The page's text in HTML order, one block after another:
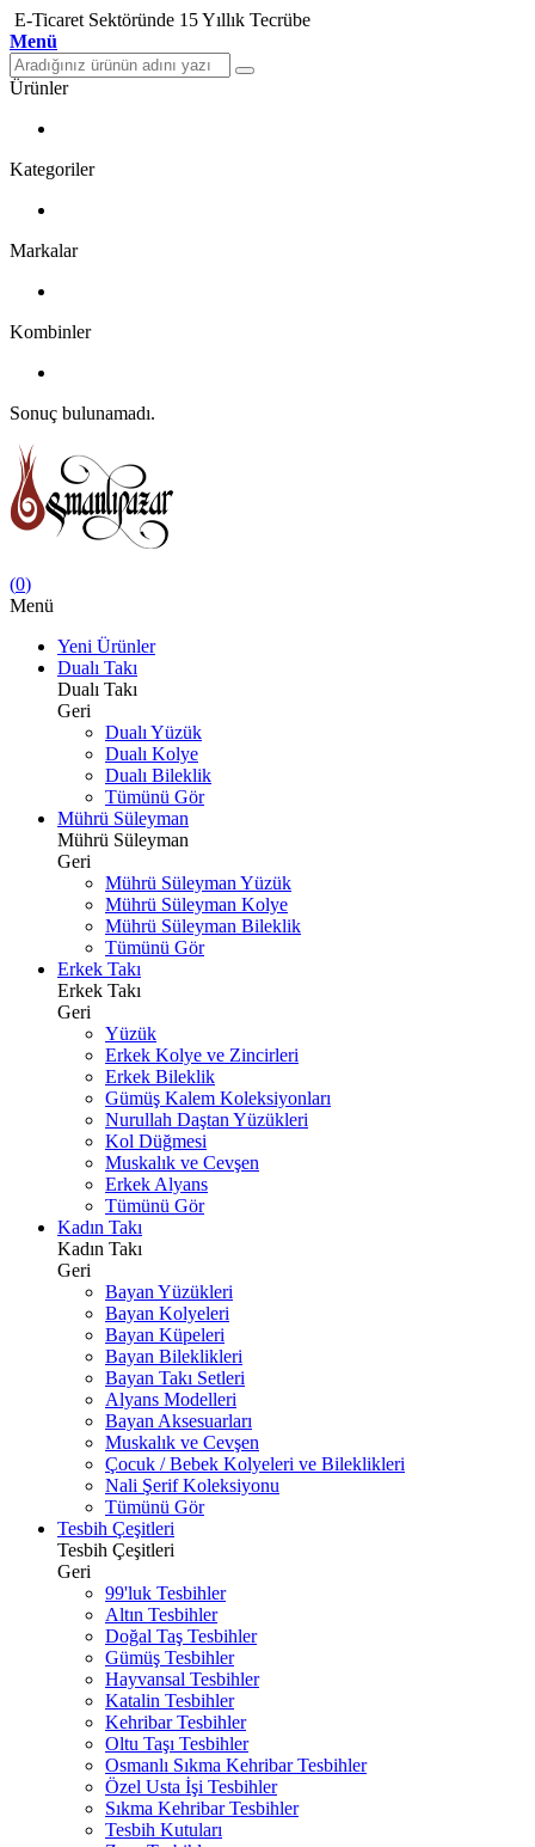
E-Ticaret Sektöründe 15 Yıllık Tecrübe
Menü
Ürünler
Kategoriler
Markalar
Kombinler
Sonuç bulunamadı.
(0)
Menü
Yeni Ürünler
Dualı Takı
Dualı Takı
Geri
Dualı Yüzük
Dualı Kolye
Dualı Bileklik
Tümünü Gör
Mührü Süleyman
Mührü Süleyman
Geri
Mührü Süleyman Yüzük
Mührü Süleyman Kolye
Mührü Süleyman Bileklik
Tümünü Gör
Erkek Takı
Erkek Takı
Geri
Yüzük
Erkek Kolye ve Zincirleri
Erkek Bileklik
Gümüş Kalem Koleksiyonları
Nurullah Daştan Yüzükleri
Kol Düğmesi
Muskalık ve Cevşen
Erkek Alyans
Tümünü Gör
Kadın Takı
Kadın Takı
Geri
Bayan Yüzükleri
Bayan Kolyeleri
Bayan Küpeleri
Bayan Bileklikleri
Bayan Takı Setleri
Alyans Modelleri
Bayan Aksesuarları
Muskalık ve Cevşen
Çocuk / Bebek Kolyeleri ve Bileklikleri
Nali Şerif Koleksiyonu
Tümünü Gör
Tesbih Çeşitleri
Tesbih Çeşitleri
Geri
99'luk Tesbihler
Altın Tesbihler
Doğal Taş Tesbihler
Gümüş Tesbihler
Hayvansal Tesbihler
Katalin Tesbihler
Kehribar Tesbihler
Oltu Taşı Tesbihler
Osmanlı Sıkma Kehribar Tesbihler
Özel Usta İşi Tesbihler
Sıkma Kehribar Tesbihler
Tesbih Kutuları